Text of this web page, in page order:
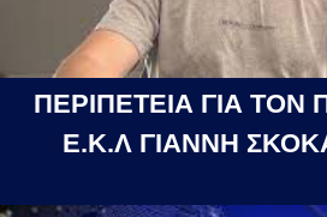
ΠΕΡΙΠΕΤΕΙΑ ΓΙΑ
Ε.Κ.Λ ΓΙΑΝΝΗ